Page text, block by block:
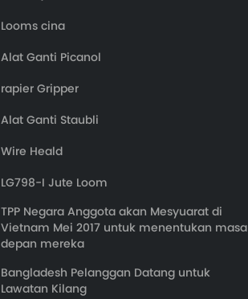
Looms cina
Alat Ganti Picanol
rapier Gripper
Alat Ganti Staubli
Wire Heald
LG798-I Jute Loom
TPP Negara Anggota akan Mesyuarat di
Vietnam Mei 2017 untuk menentukan masa
depan mereka
Bangladesh Pelanggan Datang untuk
Lawatan Kilang